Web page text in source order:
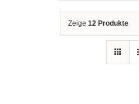
Zeige 12 Produkte